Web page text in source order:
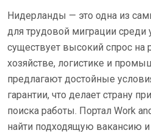
Нидерланды — это одна из
для трудовой миграции среди
существует высокий спрос на
хозяйстве, логистике и
предлагают достойные
гарантии, что делает страну
поиска работы. Портал Work
найти подходящую вакансию и